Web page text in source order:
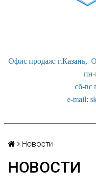
Офис продаж: г.Казань,
пн-пт
сб-
e-mail:
Новости
НОВОСТИ